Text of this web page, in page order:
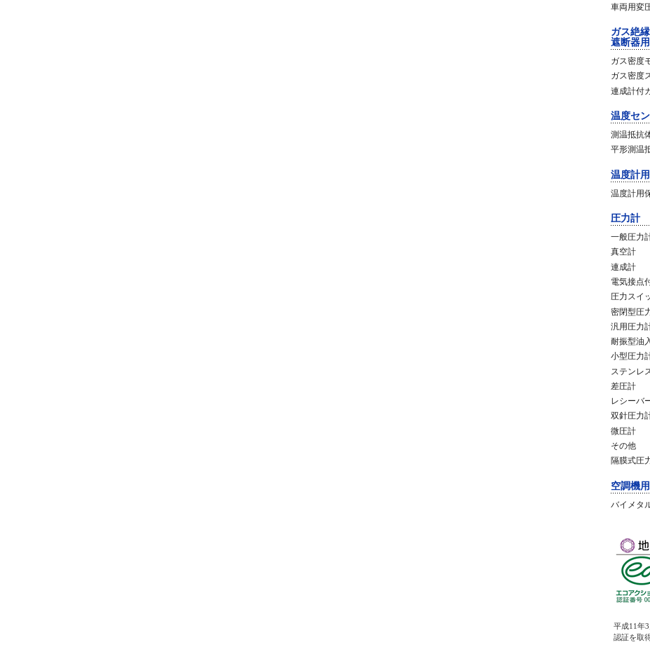
車両用変
ガス絶
遮断器
ガス密度
ガス密度
連成計付
温度セ
測温抵抗
平形測温
温度計
温度計用
圧力計
一般圧力
真空計
連成計
電気接点
圧力スイ
密閉型圧
汎用圧力
耐振型油
小型圧力
ステンレ
差圧計
レシーバ
双針圧力
微圧計
その他
隔膜式圧
空調機
バイメタ
平成11年
認証を取